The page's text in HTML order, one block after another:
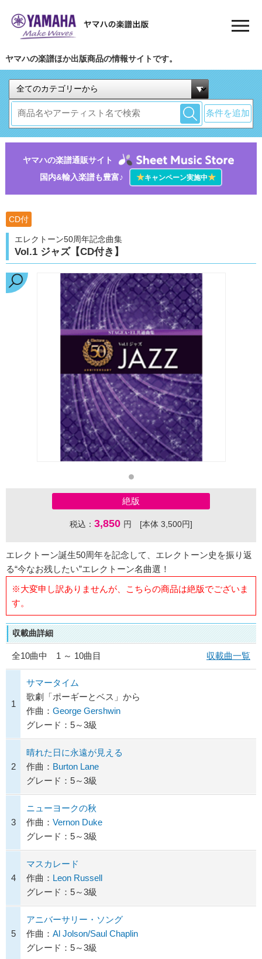
ヤマハの楽譜ほか出版商品の情報サイトです。
条件を追加
ヤマハの楽譜通販サイト
国内&輸入楽譜も豊富♪
★キャンペーン実施中★
CD付
エレクトーン50周年記念曲集
Vol.1 ジャズ【CD付き】
絶版
税込： 3,850 円 [本体 3,500円]
エレクトーン誕生50周年を記念して、エレクトーン史を振り返
る“今なお残したい”エレクトーン名曲選！
※大変申し訳ありませんが、こちらの商品は絶版でございま
す。
収載曲詳細
全10曲中 1 ～ 10曲目 収載曲一覧
1
サマータイム
歌劇「ポーギーとベス」から
作曲： George Gershwin
グレード：5～3級
2
晴れた日に永遠が見える
作曲： Burton Lane
グレード：5～3級
3
ニューヨークの秋
作曲： Vernon Duke
グレード：5～3級
4
マスカレード
作曲： Leon Russell
グレード：5～3級
5
アニバーサリー・ソング
作曲： Al Jolson/Saul Chaplin
グレード：5～3級